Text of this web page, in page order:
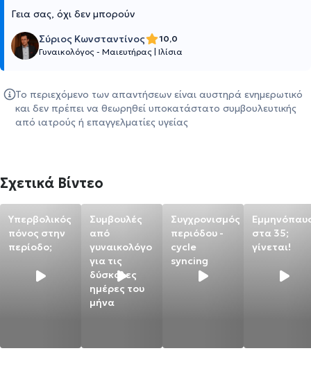
Γεια σας, όχι δεν μπορούν
Σύριος Κωνσταντίνος
10,0
Γυναικολόγος - Μαιευτήρας Ιλίσια
Το περιεχόμενο των απαντήσεων είναι αυστηρά ενημερωτικό
και δεν πρέπει να θεωρηθεί υποκατάστατο συμβουλευτικής
από ιατρούς ή επαγγελματίες υγείας
Σχετικά Βίντεο
Υπερβολικός
πόνος στην
περίοδο;
Συμβουλές
από
γυναικολόγο
για τις
δύσκολες
ημέρες του
μήνα
Συγχρονισμός
περιόδου -
cycle
syncing
στα 35;
γίνεται!